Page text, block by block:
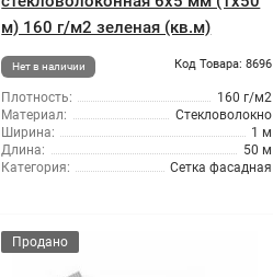
м) 160 г/м2 зеленая (кв.м)
Нет в наличии Код Товара: 8696
Плотность:
160 г/м2
Материал:
Стекловолокно
Ширина:
1 м
Длина:
50 м
Категория:
Сетка фасадная
Продано